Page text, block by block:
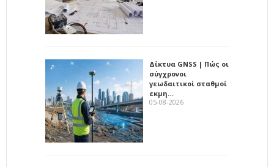
Δίκτυα GNSS | Πώς οι
σύγχρονοι
γεωδαιτικοί σταθμοί
εκμη…
05-08-2026